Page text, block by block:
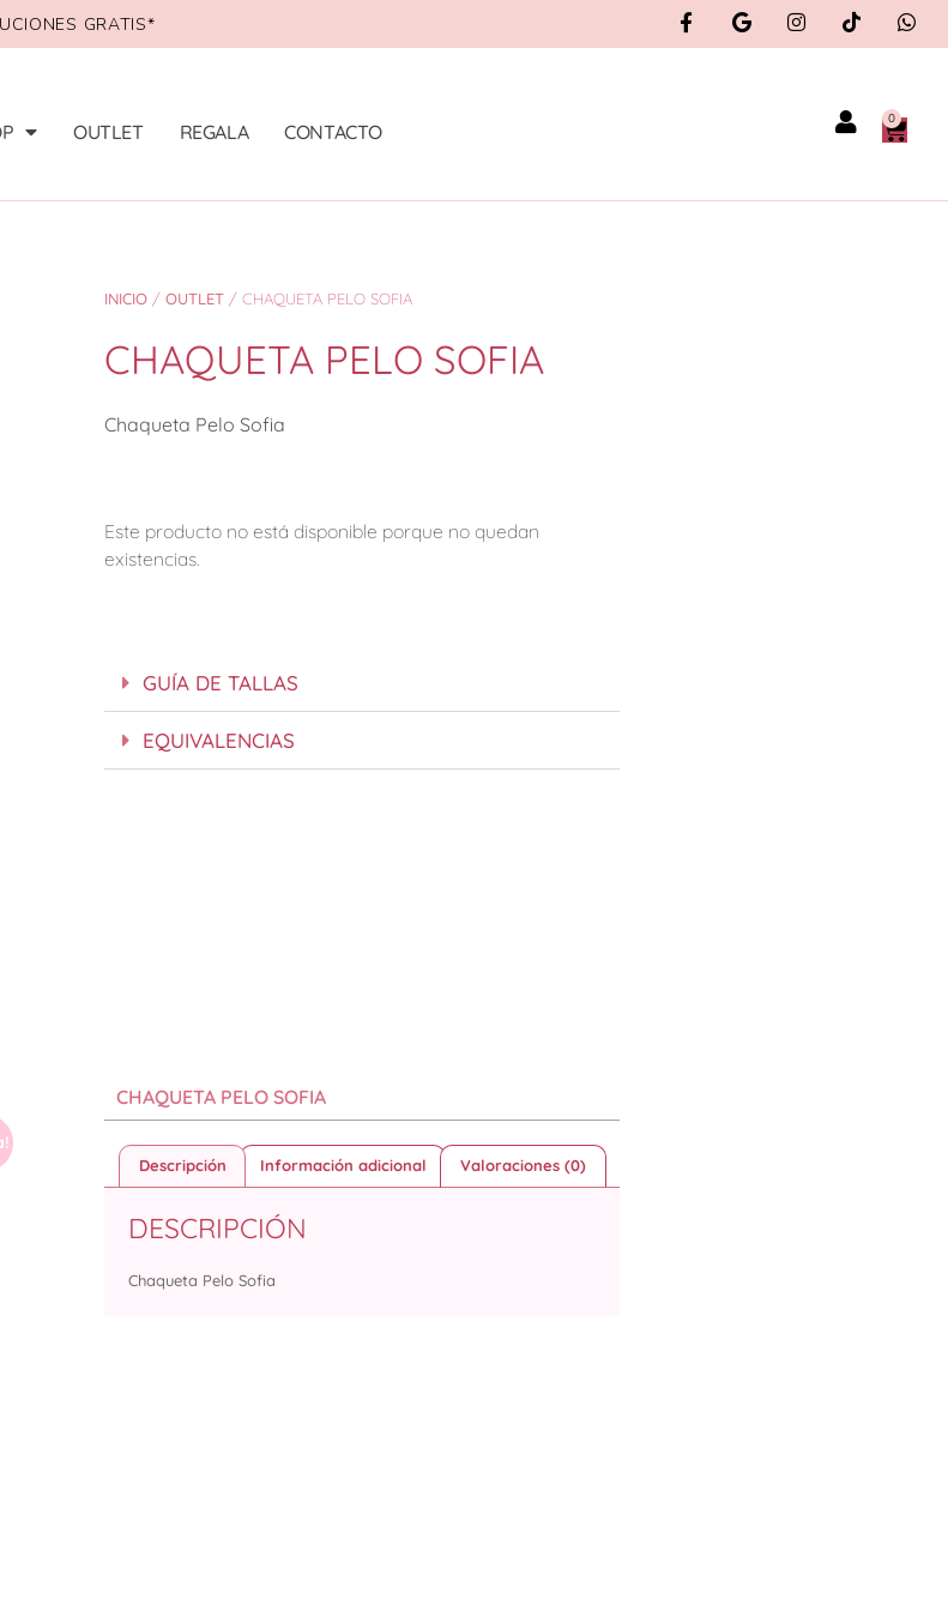
GRATIS*
OUTLET REGALA CONTACTO
0
INICIO / OUTLET / CHAQUETA PELO SOFIA
CHAQUETA PELO SOFIA
Chaqueta Pelo Sofia
Este producto no está disponible porque no quedan
existencias.
GUÍA DE TALLAS
EQUIVALENCIAS
CHAQUETA PELO SOFIA
Descripción Información adicional Valoraciones (0)
DESCRIPCIÓN
Chaqueta Pelo Sofia